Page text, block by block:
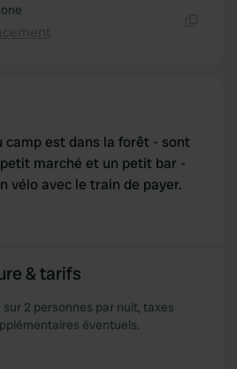
camp est dans la forêt - sont
marché et un petit bar -
vélo avec le train de payer.
& tarifs
2 personnes par nuit, taxes
éventuels.